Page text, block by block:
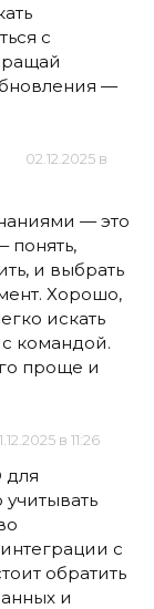
с
—
02.12.2025 в
— это
понять,
и выбрать
Хорошо,
искать
командой.
проще и
в 11:26
для
с
обратить
и